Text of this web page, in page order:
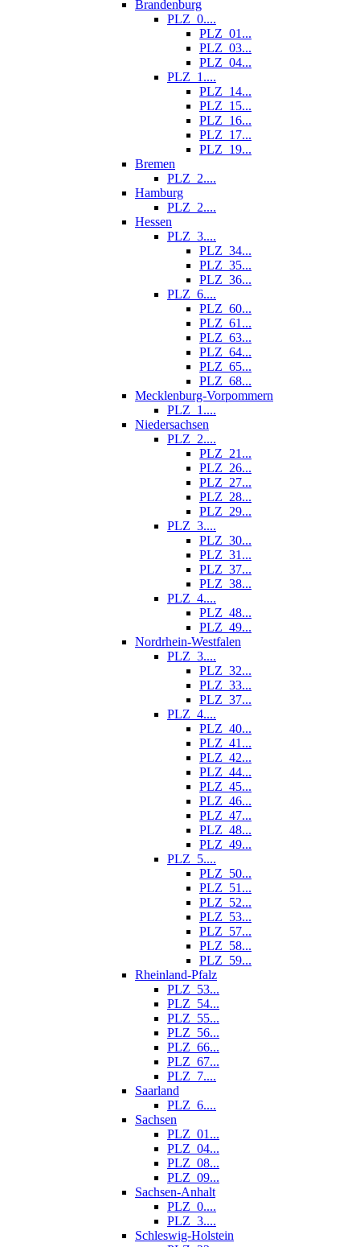
Brandenburg
PLZ_0....
PLZ_01...
PLZ_03...
PLZ_04...
PLZ_1....
PLZ_14...
PLZ_15...
PLZ_16...
PLZ_17...
PLZ_19...
Bremen
PLZ_2....
Hamburg
PLZ_2....
Hessen
PLZ_3....
PLZ_34...
PLZ_35...
PLZ_36...
PLZ_6....
PLZ_60...
PLZ_61...
PLZ_63...
PLZ_64...
PLZ_65...
PLZ_68...
Mecklenburg-Vorpommern
PLZ_1....
Niedersachsen
PLZ_2....
PLZ_21...
PLZ_26...
PLZ_27...
PLZ_28...
PLZ_29...
PLZ_3....
PLZ_30...
PLZ_31...
PLZ_37...
PLZ_38...
PLZ_4....
PLZ_48...
PLZ_49...
Nordrhein-Westfalen
PLZ_3....
PLZ_32...
PLZ_33...
PLZ_37...
PLZ_4....
PLZ_40...
PLZ_41...
PLZ_42...
PLZ_44...
PLZ_45...
PLZ_46...
PLZ_47...
PLZ_48...
PLZ_49...
PLZ_5....
PLZ_50...
PLZ_51...
PLZ_52...
PLZ_53...
PLZ_57...
PLZ_58...
PLZ_59...
Rheinland-Pfalz
PLZ_53...
PLZ_54...
PLZ_55...
PLZ_56...
PLZ_66...
PLZ_67...
PLZ_7....
Saarland
PLZ_6....
Sachsen
PLZ_01...
PLZ_04...
PLZ_08...
PLZ_09...
Sachsen-Anhalt
PLZ_0....
PLZ_3....
Schleswig-Holstein